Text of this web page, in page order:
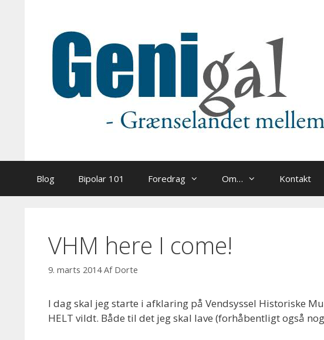
Blog Bipolar 101 Foredrag Om… Kontakt
VHM here I come!
9. marts 2014 Af Dorte
I dag skal jeg starte i afklaring på Vendsyssel Historiske
HELT vildt. Både til det jeg skal lave (forhåbentligt også